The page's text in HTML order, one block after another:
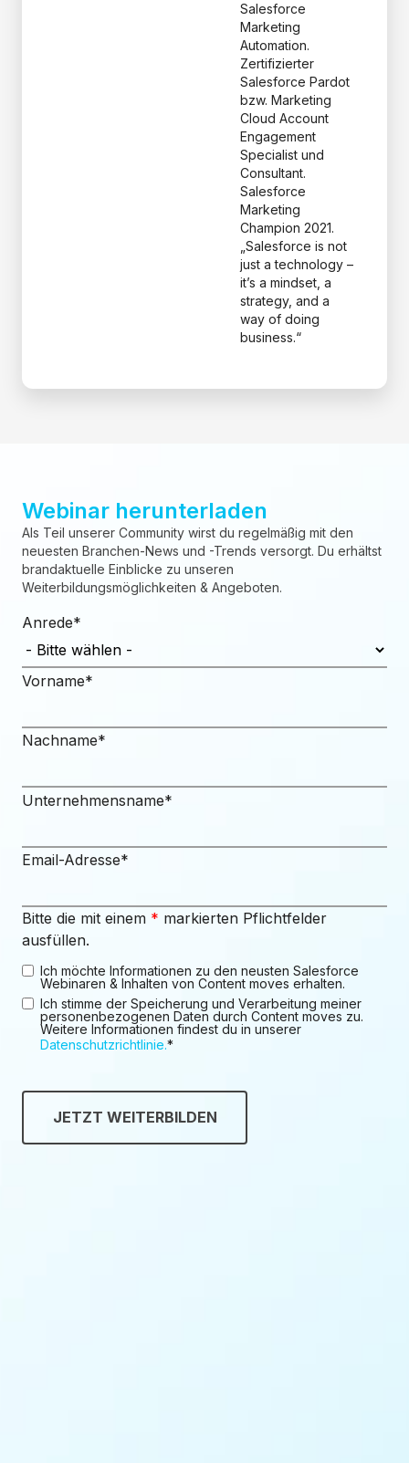
Salesforce
Marketing
Automation.
Zertifizierter
Salesforce Pardot
bzw. Marketing
Cloud Account
Engagement
Specialist und
Consultant.
Salesforce
Marketing
Champion 2021.
„Salesforce is not
just a technology –
it’s a mindset, a
strategy, and a
way of doing
business.“
Webinar herunterladen
Als Teil unserer Community wirst du regelmäßig mit den
neuesten Branchen-News und -Trends versorgt. Du erhältst
brandaktuelle Einblicke zu unseren
Weiterbildungsmöglichkeiten & Angeboten.
Anrede*
Vorname*
Nachname*
Unternehmensname*
Email-Adresse*
Bitte die mit einem * markierten Pflichtfelder
ausfüllen.
Ich möchte Informationen zu den neusten Salesforce
Webinaren & Inhalten von Content moves erhalten.
Ich stimme der Speicherung und Verarbeitung meiner
personenbezogenen Daten durch Content moves zu.
Weitere Informationen findest du in unserer
Datenschutzrichtlinie.*